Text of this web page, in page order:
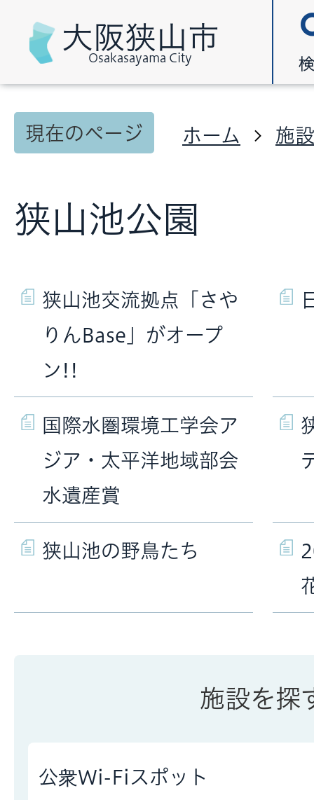
大阪狭山市
Osakasayama City
現在のページ ホーム 施
狭山池公園
狭山池交流拠点「さや
りんBase」がオープ
ン!!
国際水圏環境工学会ア
ジア・太平洋地域部会
水遺産賞
狭山池の野鳥たち
施設を探
公衆Wi-Fiスポット